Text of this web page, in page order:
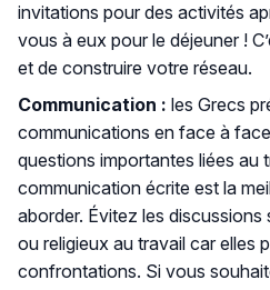
invitations pour des activités
vous à eux pour le déjeuner !
et de construire votre réseau.
Communication : les Grecs
communications en face à
questions importantes liées au
communication écrite est la
aborder. Évitez les discussions
ou religieux au travail car elles
confrontations. Si vous